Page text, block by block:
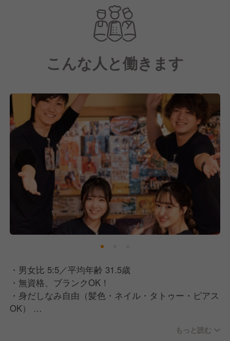
ただの居酒屋じゃない、「宴会部」へようこそ！
----------------------------------------------
＼「宴会部」とは？／
ひと言でいうと、街でイチバン記憶に残るパーティを
企画からプロデュースする専門チーム。
事さん」とチームを組んで、
「どんなサプライズにしよう？」
「主役の好きな曲、流しちゃう？」
なんて、最高の１日をゼロから一緒に創り上げていく
のが私たちのミッション。
主役の嬉し涙や、幹事さんの「君たちのおかげで最高
の宴会になったよ！」っていう感謝の言葉。その瞬間
が、私たちの最高のガソリンです！
こんな人と働きます
・男女比 5:5／平均年齢 31.5歳
・無資格、ブランクOK！
・身だしなみ自由（髪色・ネイル・タトゥー・ピアス
OK）
イベントや部活動など、交流の場もたくさん！
もっと読む